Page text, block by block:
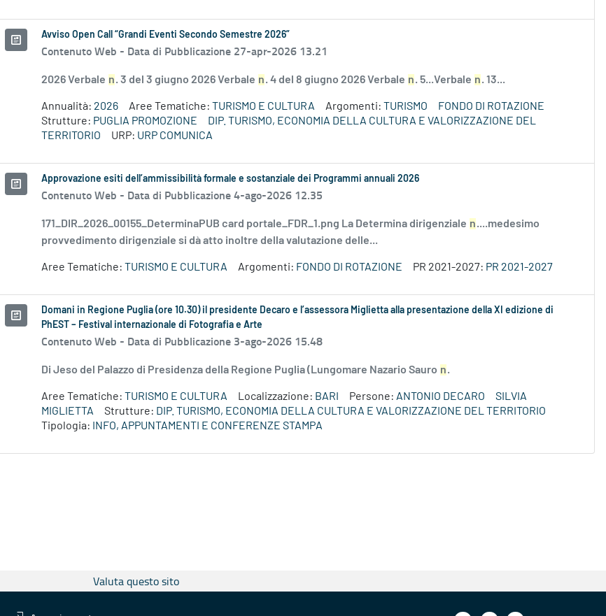
Avviso Open Call “Grandi Eventi Secondo Semestre 2026”
Contenuto Web - Data di Pubblicazione 27-apr-2026 13.21
2026 Verbale n. 3 del 3 giugno 2026 Verbale n. 4 del 8 giugno 2026 Verbale n. 5...Verbale n. 13...
Annualità: 2026 Aree Tematiche: TURISMO E CULTURA Argomenti: TURISMO
FONDO DI ROTAZIONE
Strutture: PUGLIA PROMOZIONE
DIP. TURISMO, ECONOMIA DELLA CULTURA E VALORIZZAZIONE DEL
TERRITORIO
URP: URP COMUNICA
Approvazione esiti dell’ammissibilità formale e sostanziale dei Programmi annuali 2026
Contenuto Web - Data di Pubblicazione 4-ago-2026 12.35
171_DIR_2026_00155_DeterminaPUB card portale_FDR_1.png La Determina dirigenziale n....medesimo
provvedimento dirigenziale si dà atto inoltre della valutazione delle...
Aree Tematiche: TURISMO E CULTURA Argomenti: FONDO DI ROTAZIONE PR 2021-2027: PR 2021-2027
Domani in Regione Puglia (ore 10.30) il presidente Decaro e l’assessora Miglietta alla presentazione della XI edizione di
PhEST – Festival internazionale di Fotografia e Arte
Contenuto Web - Data di Pubblicazione 3-ago-2026 15.48
Di Jeso del Palazzo di Presidenza della Regione Puglia (Lungomare Nazario Sauro n.
Aree Tematiche: TURISMO E CULTURA Localizzazione: BARI Persone: ANTONIO DECARO
SILVIA
MIGLIETTA
Strutture: DIP. TURISMO, ECONOMIA DELLA CULTURA E VALORIZZAZIONE DEL TERRITORIO
Tipologia:
INFO, APPUNTAMENTI E CONFERENZE STAMPA
Valuta questo sito